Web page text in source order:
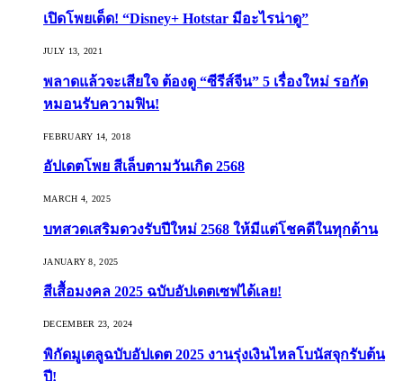
เปิดโพยเด็ด! “Disney+ Hotstar มีอะไรน่าดู”
JULY 13, 2021
พลาดแล้วจะเสียใจ ต้องดู “ซีรีส์จีน” 5 เรื่องใหม่ รอกัด
หมอนรับความฟิน!
FEBRUARY 14, 2018
อัปเดตโพย สีเล็บตามวันเกิด 2568
MARCH 4, 2025
บทสวดเสริมดวงรับปีใหม่ 2568 ให้มีแต่โชคดีในทุกด้าน
JANUARY 8, 2025
สีเสื้อมงคล 2025 ฉบับอัปเดตเซฟได้เลย!
DECEMBER 23, 2024
พิกัดมูเตลูฉบับอัปเดต 2025 งานรุ่งเงินไหลโบนัสจุกรับต้น
ปี!